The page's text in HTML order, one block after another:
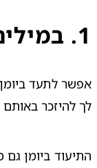
1
.
לך להיזכר